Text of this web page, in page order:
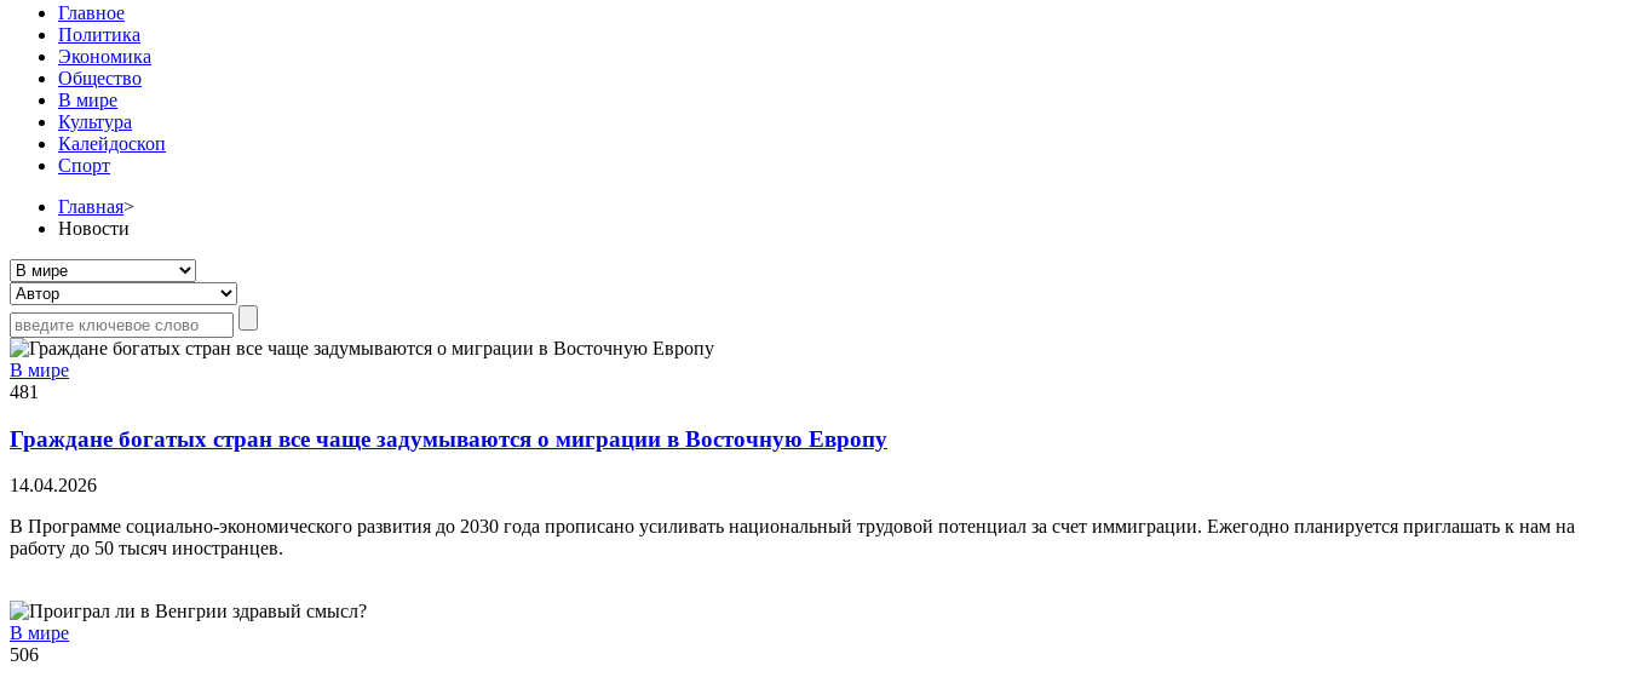
Главное
Политика
Экономика
Общество
В мире
Культура
Калейдоскоп
Спорт
Главная>
Новости
В мире
481
Граждане богатых стран все чаще задумываются о миграции в Восточную Европу
14.04.2026
В Программе социально-экономического развития до 2030 года прописано усиливать национальный трудовой потенциал за счет иммиграции. Ежегодно планируется приглашать к нам на
работу до 50 тысяч иностранцев.
В мире
506